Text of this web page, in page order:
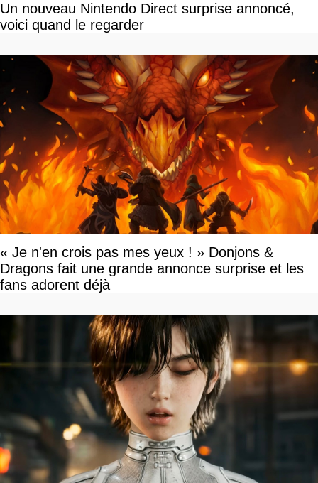
Un nouveau Nintendo Direct surprise annoncé,
voici quand le regarder
« Je n'en crois pas mes yeux ! » Donjons &
Dragons fait une grande annonce surprise et les
fans adorent déjà